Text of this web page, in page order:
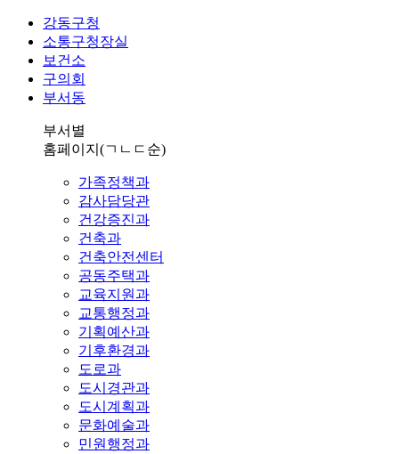
강동구청
소통구청장실
보건소
구의회
부서동
부서별
홈페이지 (ㄱㄴㄷ순)
가족정책과
감사담당관
건강증진과
건축과
건축안전센터
공동주택과
교육지원과
교통행정과
기획예산과
기후환경과
도로과
도시경관과
도시계획과
문화예술과
민원행정과